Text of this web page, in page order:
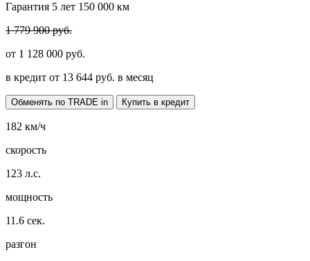
Гарантия 5 лет 150 000 км
1 779 900 руб.
от 1 128 000 руб.
в кредит от 13 644 руб. в месяц
Обменять по TRADE in Купить в кредит
182 км/ч
скорость
123 л.с.
мощность
11.6 сек.
разгон